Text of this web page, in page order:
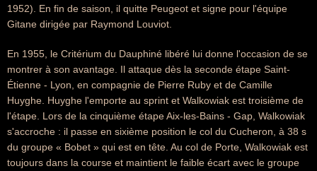
1952). En fin de saison, il quitte Peugeot et signe pour l'équipe
Gitane dirigée par Raymond Louviot.
En 1955, le Critérium du Dauphiné libéré lui donne l'occasion de se
montrer à son avantage. Il attaque dès la seconde étape Saint-
Étienne - Lyon, en compagnie de Pierre Ruby et de Camille
Huyghe. Huyghe l'emporte au sprint et Walkowiak est troisième de
l'étape. Lors de la cinquième étape Aix-les-Bains - Gap, Walkowiak
s'accroche : il passe en sixième position le col du Cucheron, à 38 s
du groupe « Bobet » qui est en tête. Au col de Porte, Walkowiak est
toujours dans la course et maintient le faible écart avec le groupe